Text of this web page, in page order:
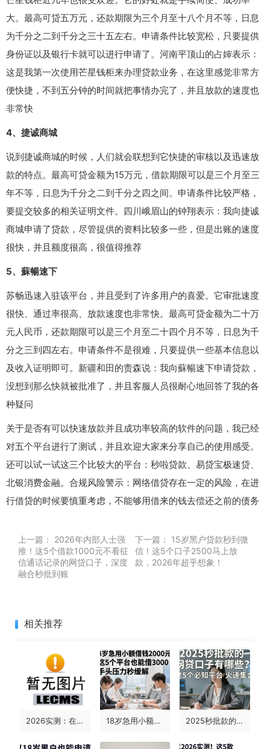
大。最高可贷五万元，还款期限为三个月至十八个月不等，日息
为千分之二到千分之三十五左右。申请条件比较宽松，只要提供
身份证以及银行卡就可以进行申请了。河南平顶山的占婶表示：
这是我第一次使用芒星钱柜来办理贷款业务，在这里感觉非常方
便快捷，不到五分钟的时间就把事情办完了，并且放款的速度也
非常快
4、捷诚商城
说到捷诚商城的时候，人们就会联想到它快捷的审核以及迅速放
款的特点。最高可贷金额为15万元，借款期限可以是三个月至三
年不等，日息为千分之二到千分之四之间。申请条件比较严格，
要提交较多的相关证明文件。四川峨眉山的钟翔表示：我向捷诚
商城申请了贷款，尽管提供的资料比较多一些，但是出账的速度
很快，并且额度很高，很值得推荐
5、蘇暢速下
苏畅迅速入驻该平台，并且受到了许多用户的喜爱。它审批速度
很快、通过率很高、放款速度也非常快。最高可贷金额为二十万
元人民币，还款期限可以是三个月至二十四个月不等，日息为千
分之三到四左右。申请条件不是很难，只要提供一些基本信息以
及收入证明即可。新疆和田的责森说：我向蘇暢速下申请贷款，
没想到那么快就被批准了，并且客服人员很耐心地回答了我的各
种疑问
关于是否有可以快速放款并且成功率较高的软件的问题，我已经
对五个平台进行了测试，并且欢迎大家来分享自己的使用感受。
还可以试一试这三个比较大的平台：秒啦贷款、易贷宝极速贷、
北银消费金融。合规风险警示：网络借贷存在一定的风险，在进
行借贷的时候要慎重考虑，不能够用借来的钱去偿还之前的债务
上一篇：
2026年内部人士强
推！这5个借款1000元不看征
信通话记录的网贷口子，深度
融合秒批到账
下一篇：
15岁黑户贷款秒到微
信！这5个口子2500马上放
款，2026年超乎想象！
相关推荐
2026实测：在哪里借网贷容易借下来？这5个平台借款6000秒到账 18岁急用小额借钱2000元？这5个平台也能借3000，手头压力秒缓解！ 2025秒批款的网贷口子有哪些？这5个必知平台火速集合！